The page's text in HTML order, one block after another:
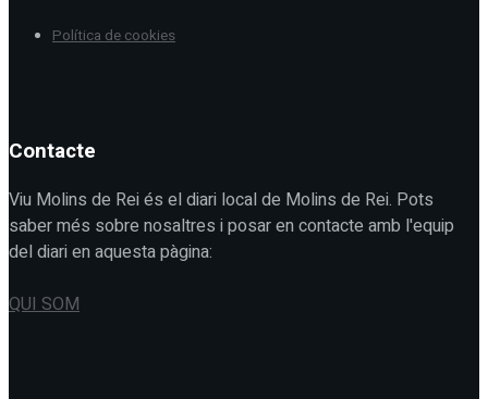
Política de cookies
Contacte
Viu Molins de Rei és el diari local de Molins de Rei. Pots
saber més sobre nosaltres i posar en contacte amb l'equip
del diari en aquesta pàgina:
QUI SOM